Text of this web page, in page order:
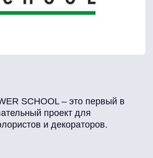
SCHOOL – это первый в
проект для
и декораторов.